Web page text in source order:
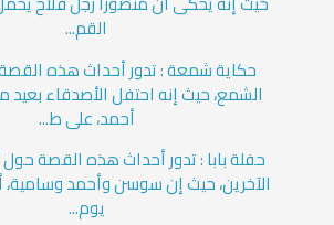
القم...
حكاية شمعة : تدور أحداث هذه
الشمع، حيث إنه احتفل الأصدقاء
أحمد، على ط...
حفلة بابا : تدور أحداث هذه القصة
الآخرين، حيث إن سوسن وأحمد وسامية،
يوم...